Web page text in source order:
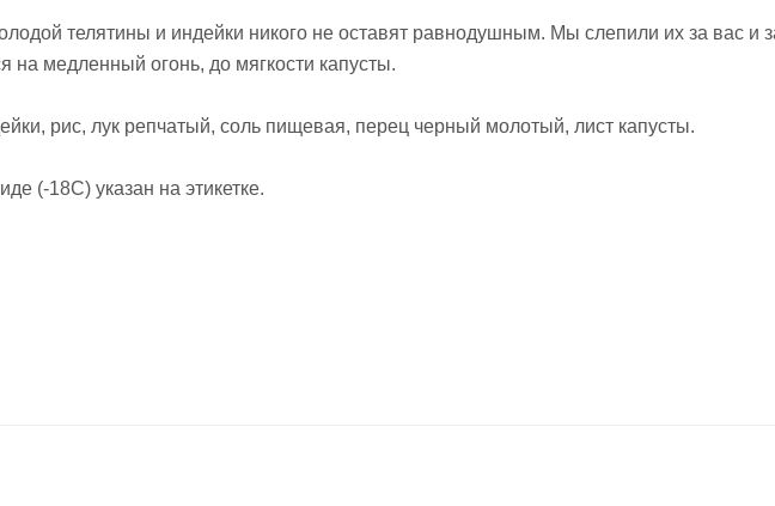
телятины и индейки никого не оставят равнодушным. Мы слепили их за вас и
на медленный огонь, до мягкости капусты.
рис, лук репчатый, соль пищевая, перец черный молотый, лист капусты.
(-18С) указан на этикетке.